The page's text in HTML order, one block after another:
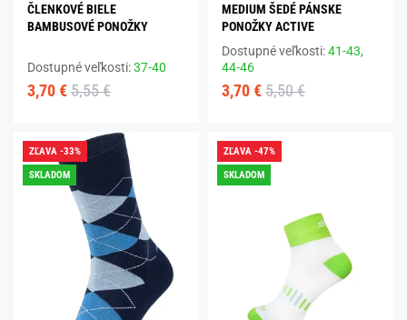
ČLENKOVÉ BIELE
BAMBUSOVÉ PONOŽKY
Dostupné veľkosti:37-40
3,70 € 5,55 €
MEDIUM ŠEDÉ PÁNSKE
PONOŽKY ACTIVE
Dostupné veľkosti:41-43,
44-46
3,70 € 5,50 €
ZĽAVA -33%
SKLADOM
ZĽAVA -47%
SKLADOM